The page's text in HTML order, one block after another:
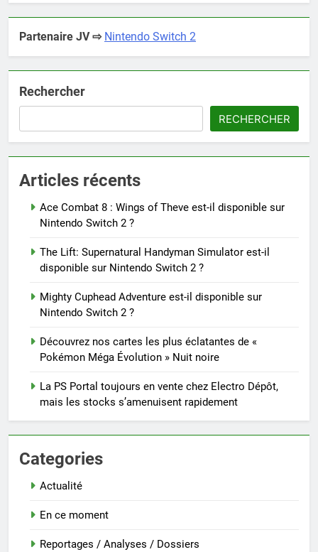
Partenaire JV ⇨ Nintendo Switch 2
Rechercher
RECHERCHER
Articles récents
Ace Combat 8 : Wings of Theve est-il disponible sur
Nintendo Switch 2 ?
The Lift: Supernatural Handyman Simulator est-il
disponible sur Nintendo Switch 2 ?
Mighty Cuphead Adventure est-il disponible sur
Nintendo Switch 2 ?
Découvrez nos cartes les plus éclatantes de «
Pokémon Méga Évolution » Nuit noire
La PS Portal toujours en vente chez Electro Dépôt,
mais les stocks s’amenuisent rapidement
Categories
Actualité
En ce moment
Reportages / Analyses / Dossiers